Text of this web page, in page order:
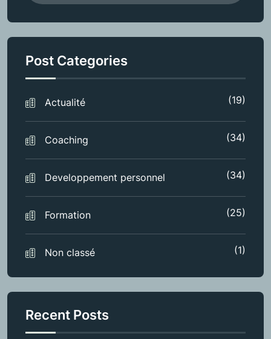
Post Categories
Actualité (19)
Coaching (34)
Developpement personnel (34)
Formation (25)
Non classé (1)
Recent Posts